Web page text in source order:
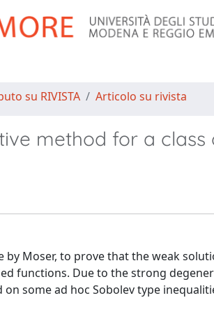
su RIVISTA Articolo su rivista
method for a
by Moser, to prove that the weak
functions. Due to the strong
on some ad hoc Sobolev type